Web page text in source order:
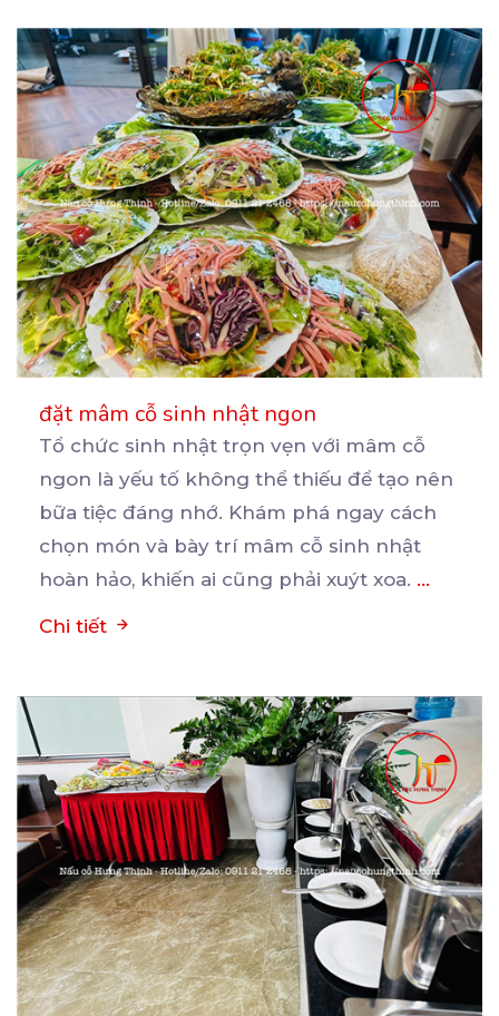
đặt mâm cỗ sinh nhật ngon
Tổ chức sinh nhật trọn vẹn với mâm cỗ
ngon là yếu tố không thể thiếu để tạo nên
bữa tiệc đáng nhớ. Khám phá ngay cách
chọn món và bày trí mâm cỗ sinh nhật
hoàn hảo, khiến ai cũng phải xuýt xoa. ...
Chi tiết